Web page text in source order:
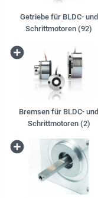
Getriebe für BLDC- und
Schrittmotoren (92)
Bremsen für BLDC- und
Schrittmotoren (2)